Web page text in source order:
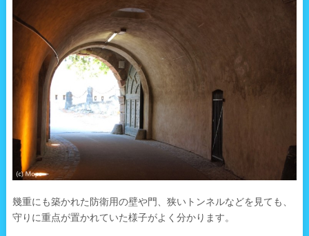
幾重にも築かれた防衛用の壁や門、狭いトンネルなどを見ても、
守りに重点が置かれていた様子がよく分かります。